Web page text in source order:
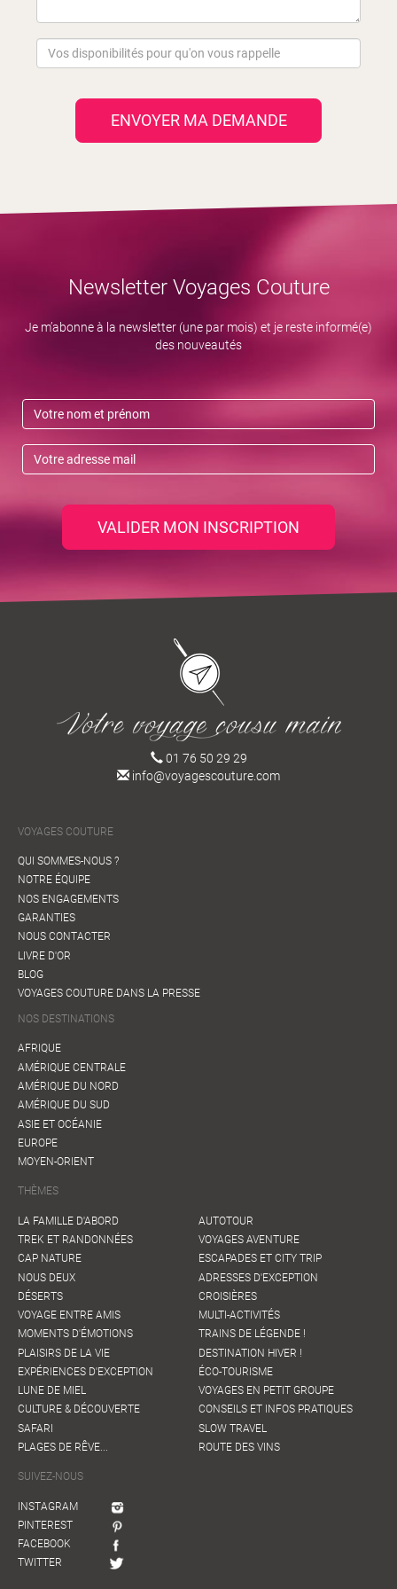
ENVOYER MA DEMANDE
Newsletter Voyages Couture
Je m’abonne à la newsletter (une par mois) et je reste informé(e)
des nouveautés
VALIDER MON INSCRIPTION
01 76 50 29 29
info@voyagescouture.com
VOYAGES COUTURE
QUI SOMMES-NOUS ?
NOTRE ÉQUIPE
NOS ENGAGEMENTS
GARANTIES
NOUS CONTACTER
LIVRE D'OR
BLOG
VOYAGES COUTURE DANS LA PRESSE
NOS DESTINATIONS
AFRIQUE
AMÉRIQUE CENTRALE
AMÉRIQUE DU NORD
AMÉRIQUE DU SUD
ASIE ET OCÉANIE
EUROPE
MOYEN-ORIENT
THÈMES
LA FAMILLE D'ABORD
TREK ET RANDONNÉES
CAP NATURE
NOUS DEUX
DÉSERTS
VOYAGE ENTRE AMIS
MOMENTS D'ÉMOTIONS
PLAISIRS DE LA VIE
EXPÉRIENCES D'EXCEPTION
LUNE DE MIEL
CULTURE & DÉCOUVERTE
SAFARI
PLAGES DE RÊVE...
AUTOTOUR
VOYAGES AVENTURE
ESCAPADES ET CITY TRIP
ADRESSES D'EXCEPTION
CROISIÈRES
MULTI-ACTIVITÉS
TRAINS DE LÉGENDE !
DESTINATION HIVER !
ÉCO-TOURISME
VOYAGES EN PETIT GROUPE
CONSEILS ET INFOS PRATIQUES
SLOW TRAVEL
ROUTE DES VINS
SUIVEZ-NOUS
INSTAGRAM
PINTEREST
FACEBOOK
TWITTER